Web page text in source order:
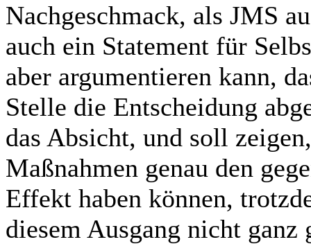
Nachgeschmack, als JMS
auch ein Statement für
aber argumentieren kann,
Stelle die Entscheidung
das Absicht, und soll
Maßnahmen genau den
Effekt haben können,
diesem Ausgang nicht